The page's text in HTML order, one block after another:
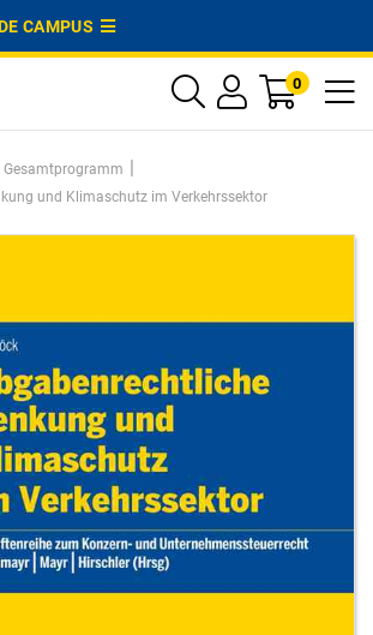
CAMPUS
0
Gesamtprogramm |
und Klimaschutz im Verkehrssektor